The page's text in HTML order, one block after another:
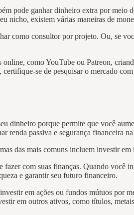
pode ganhar dinheiro extra por
nicho, existem várias maneiras de
como consultor por projeto. Ou, se
como YouTube ou Patreon,
se de pesquisar o mercado
dinheiro porque permite que você
renda passiva e segurança financeira
das mais comuns incluem investir
com suas finanças. Quando você
e garantir seu futuro financeiro.
em ações ou fundos mútuos
em outros ativos, como títulos,